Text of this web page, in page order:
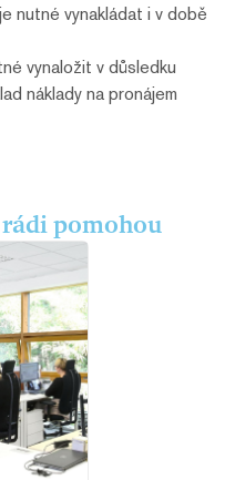
nutné vynakládat i v době
vynaložit v důsledku
náklady na pronájem
pomohou